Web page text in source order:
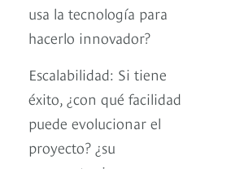
usa la tecnología para
hacerlo innovador?
Escalabilidad: Si tiene
éxito, ¿con qué facilidad
puede evolucionar el
proyecto? ¿su